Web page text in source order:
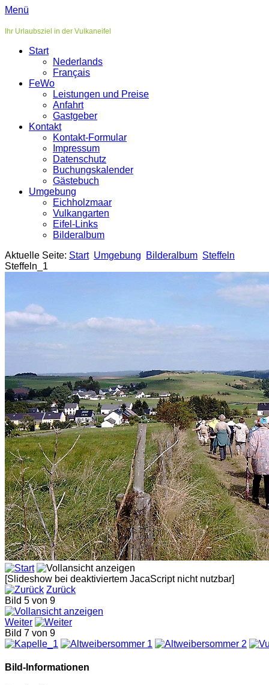
Menü
Ihr Urlaubsziel in der Vulkaneifel
Start
Nederlands
Français
FeWo
Leistungen und Preise
Anfahrt
Gastgeber
Kontakt
Kontakt-Formular
Impressum
Datenschutz
Buchungskalender
Gästebuch
Umgebung
Eichholzmaar
Vulkangarten
Eifel-Links
Bilderalbum
Aktuelle Seite: Start Umgebung Bilderalbum Steffeln
Steffeln_1
[Slideshow bei deaktiviertem JacaScript nicht nutzbar]
Zurück
Bild 5 von 9
Weiter
Bild 7 von 9
Bild-Informationen